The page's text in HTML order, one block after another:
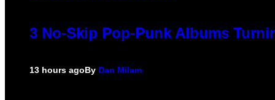
3 No-Skip Pop-Punk Albums
13 hours agoBy Dan Milam